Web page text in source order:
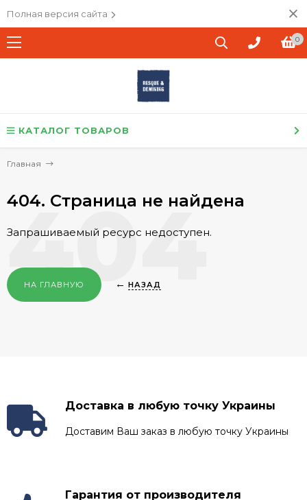
Полная версия сайта
0
КАТАЛОГ ТОВАРОВ
Главная
404
404. Страница не найдена
Запрашиваемый ресурс недоступен.
НА ГЛАВНУЮ ← НАЗАД
Доставка в любую точку Украины
Доставим Ваш заказ в любую точку Украины
Гарантия от производителя